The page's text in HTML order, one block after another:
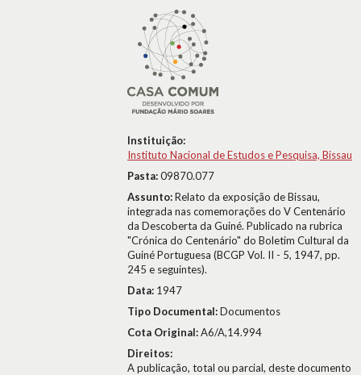
Instituição:
Instituto Nacional de Estudos e Pesquisa, Bissau
Pasta:09870.077
Assunto:Relato da exposição de Bissau,
integrada nas comemorações do V Centenário
da Descoberta da Guiné. Publicado na rubrica
"Crónica do Centenário" do Boletim Cultural da
Guiné Portuguesa (BCGP Vol. II - 5, 1947, pp.
245 e seguintes).
Data: 1947
Tipo Documental:Documentos
Cota Original:A6/A,14.994
Direitos:
A publicação, total ou parcial, deste documento